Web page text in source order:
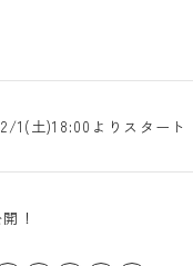
1(土)18:00よりスタート
！